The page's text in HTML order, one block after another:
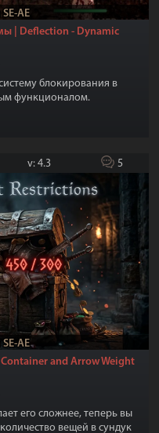
AE
| Deflection - Dynamic
блокирования в
функционалом.
AE
v: 4.3 5
and Arrow Weight
его сложнее, теперь вы
вещей в сундук